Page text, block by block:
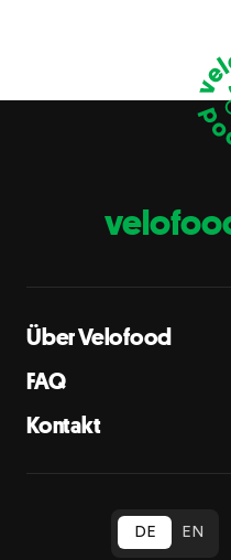
C Eier
Paranüsse, Pistazien,
in Konzentration von mehr
insgesamt vorhandenes
Über Velofood
FAQ
Kontakt